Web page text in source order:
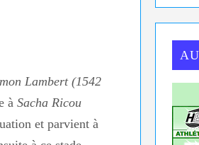
Lambert (1542
à Sacha Ricou
et parvient à